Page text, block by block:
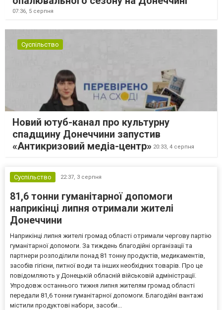
07:36, 5 серпня
Суспільство
Новий ютуб-канал про культурну
спадщину Донеччини запустив
«Антикризовий медіа-центр» 20:33, 4 серпня
Суспільство 22:37, 3 серпня
81,6 тонни гуманітарної допомоги
наприкінці липня отримали жителі
Донеччини
Наприкінці липня жителі громад області отримали чергову партію
гуманітарної допомоги. За тиждень благодійні організації та
партнери розподілили понад 81 тонну продуктів, медикаментів,
засобів гігієни, питної води та інших необхідних товарів. Про це
повідомляють у Донецькій обласній військовій адміністрації.
Упродовж останнього тижня липня жителям громад області
передали 81,6 тонни гуманітарної допомоги. Благодійні вантажі
містили продуктові набори, засоби...